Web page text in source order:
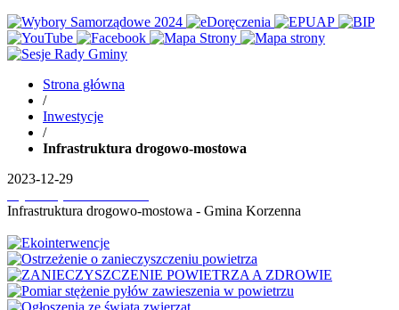
Strona główna
/
Inwestycje
/
Infrastruktura drogowo-mostowa
2023-12-29
Infrastruktura drogowo-mostowa - Gmina Korzenna